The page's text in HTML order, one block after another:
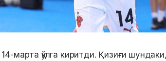
марта қўлга киритди. Қизиғи